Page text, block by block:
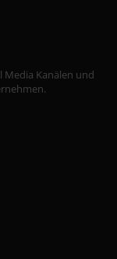
Media Kanälen und